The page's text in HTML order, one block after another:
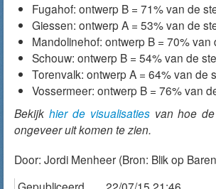
Fugahof: ontwerp B = 71% van de
Giessen: ontwerp A = 53% van de
Mandolinehof: ontwerp B = 70% van
Schouw: ontwerp B = 54% van de
Torenvalk: ontwerp A = 64% van de
Vossermeer: ontwerp B = 76% van
Bekijk hier de visualisatiesvan hoe de
ongeveer uit komen te zien.
Door: Jordi Menheer (Bron: Blik op